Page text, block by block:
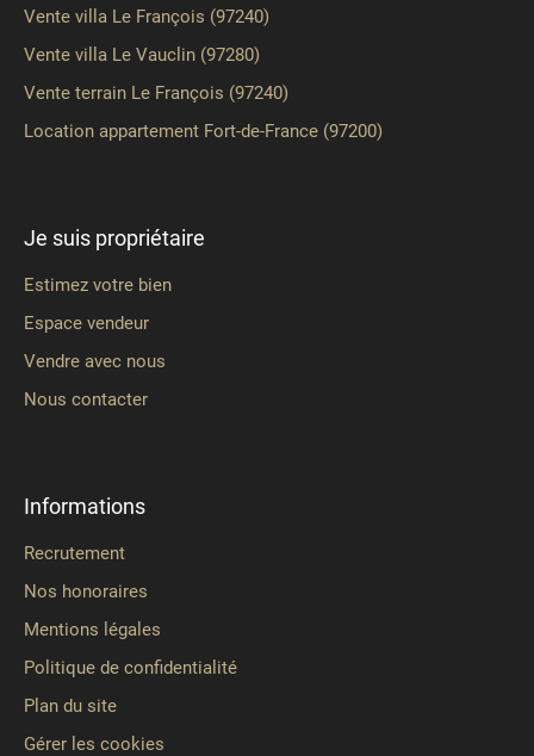
Vente villa Le François (97240)
Vente villa Le Vauclin (97280)
Vente terrain Le François (97240)
Location appartement Fort-de-France (97200)
Je suis propriétaire
Estimez votre bien
Espace vendeur
Vendre avec nous
Nous contacter
Informations
Recrutement
Nos honoraires
Mentions légales
Politique de confidentialité
Plan du site
Gérer les cookies